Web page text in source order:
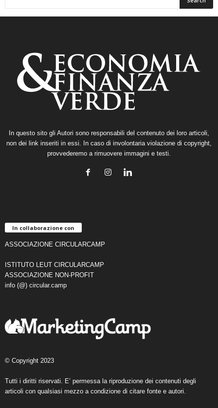
In questo sito gli Autori sono responsabili del contenuto dei loro articoli,
non dei link inseriti in essi. In caso di involontaria violazione di copyright,
provvederemo a rimuovere immagini e testi.
In collaborazione con
ASSOCIAZIONE CIRCULARCAMP
ISTITUTO LEUT CIRCULARCAMP
ASSOCIAZIONE NON-PROFIT
info (@) circular.camp
© Copyright 2023
Tutti i diritti riservati. E’ permessa la riproduzione dei contenuti degli
articoli con qualsiasi mezzo a condizione di citare fonte e autori.